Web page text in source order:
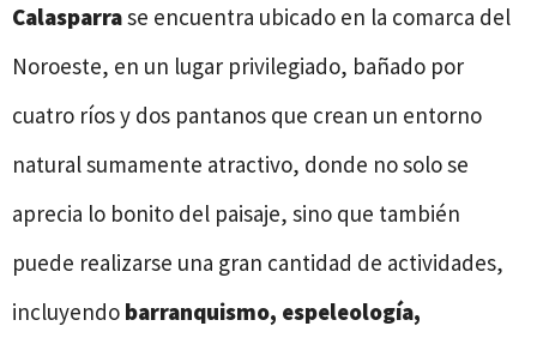
Calasparrase encuentra ubicado en la comarca del
Noroeste, en un lugar privilegiado, bañado por
cuatro ríos y dos pantanos que crean un entorno
natural sumamente atractivo, donde no solo se
aprecia lo bonito del paisaje, sino que también
puede realizarse una gran cantidad de actividades,
incluyendo barranquismo, espeleología,